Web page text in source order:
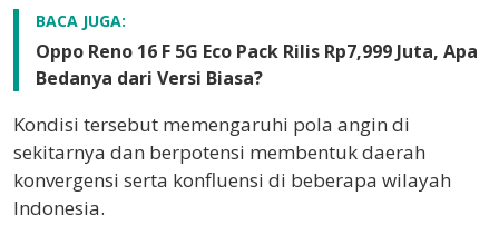
BACA JUGA:
Oppo Reno 16 F 5G Eco Pack Rilis Rp7,999 Juta, Apa
Bedanya dari Versi Biasa?
Kondisi tersebut memengaruhi pola angin di
sekitarnya dan berpotensi membentuk daerah
konvergensi serta konfluensi di beberapa wilayah
Indonesia.